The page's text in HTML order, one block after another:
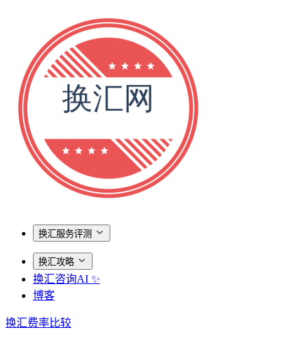
换汇服务评测
换汇攻略
换汇咨询AI ✨
博客
换汇费率比较